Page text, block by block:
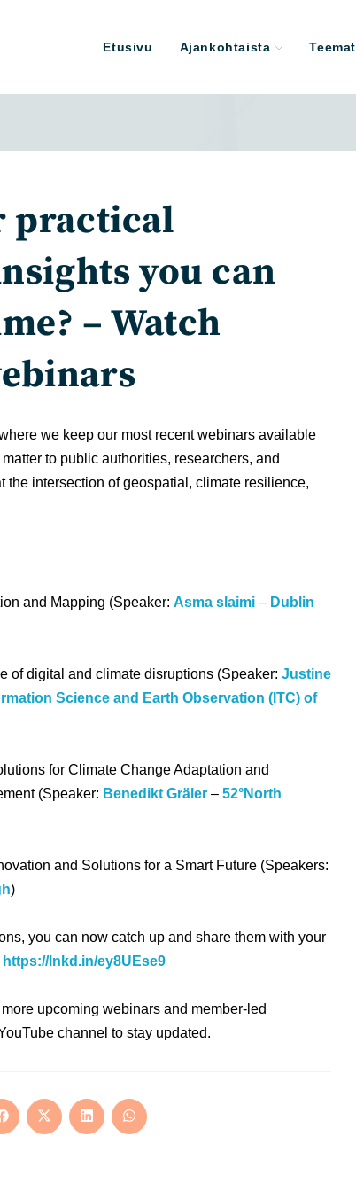
Etusivu Ajankohtaista Teemat
practical
you can
– Watch
we keep our most recent webinars available
to public authorities, researchers, and
the intersection of geospatial, climate resilience,
and Mapping (Speaker: Asma slaimi – Dublin
of digital and climate disruptions (Speaker: Justine
Science and Earth Observation (ITC) of
for Climate Change Adaptation and
(Speaker: Benedikt Gräler – 52°North
and Solutions for a Smart Future (Speakers:
)
you can now catch up and share them with your
https://lnkd.in/ey8UEse9
upcoming webinars and member-led
channel to stay updated.
Opens
in
Opens
in
Opens
in
Opens
in